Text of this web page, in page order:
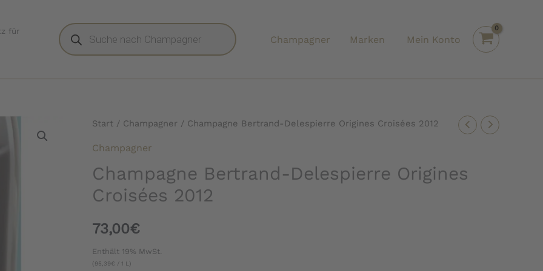
für
Products
search
Champagner Marken Mein Konto
Start / Champagner / Champagne Bertrand-Delespierre Origines Croisées 2012
Champagner
Champagne Bertrand-Delespierre Origines
Croisées 2012
73,00€
Enthält 19% MwSt.
(95,39€ / 1 L)